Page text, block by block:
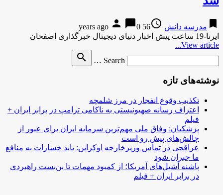
bookmark مدرسه دانش access_time
56 years ago
person chat_bubble0
ایرنا-19 ساعت پیش اخبار دنیای دیجیتال خبرگذاری اصفحان
View article...
Search …
search
نوشته‌های تازه
تکذیب وقوع انفجار در مرز شلمچه
اعتراف رسانه صهیونیستی به ناکامی ترامپ در برابر ایران +
فیلم
پزشکیان: وفاق ملی مهم‌ترین سرمایه ایران برای عبور از
چالش‌های پیش رو است
عراقچی در تماس وزیرخارجه اوکراین: باید خسارات به منافع
ما جبران شود
پاشنه آشیل‌های آمریکا؛ از کمبود مهمات تا بن‌بست راهبردی
در برابر ایران + فیلم